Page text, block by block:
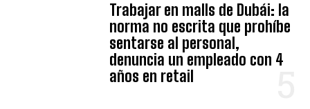
Trabajar en malls de Dubái: la
norma no escrita que prohíbe
sentarse al personal,
denuncia un empleado con 4
años en retail